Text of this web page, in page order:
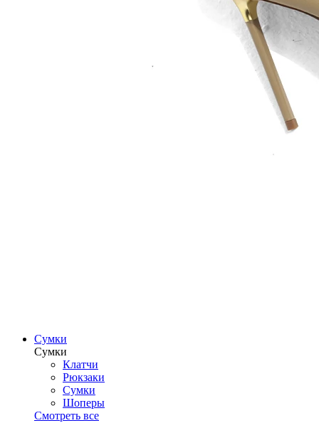
Сумки
Сумки
Клатчи
Рюкзаки
Сумки
Шоперы
Смотреть все